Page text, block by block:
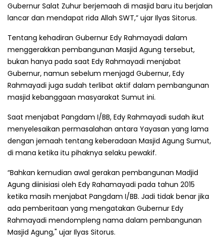
Gubernur Salat Zuhur berjemaah di masjid baru itu berjalan
lancar dan mendapat rida Allah SWT,” ujar Ilyas Sitorus.
Tentang kehadiran Gubernur Edy Rahmayadi dalam
menggerakkan pembangunan Masjid Agung tersebut,
bukan hanya pada saat Edy Rahmayadi menjabat
Gubernur, namun sebelum menjagd Gubernur, Edy
Rahmayadi juga sudah terlibat aktif dalam pembangunan
masjid kebanggaan masyarakat Sumut ini.
Saat menjabat Pangdam I/BB, Edy Rahmayadi sudah ikut
menyelesaikan permasalahan antara Yayasan yang lama
dengan jemaah tentang keberadaan Masjid Agung Sumut,
di mana ketika itu pihaknya selaku pewakif.
“Bahkan kemudian awal gerakan pembangunan Madjid
Agung diinisiasi oleh Edy Rahamayadi pada tahun 2015
ketika masih menjabat Pangdam I/BB. Jadi tidak benar jika
ada pemberitaan yang mengatakan Gubernur Edy
Rahmayadi mendompleng nama dalam pembangunan
Masjid Agung," ujar Ilyas Sitorus.